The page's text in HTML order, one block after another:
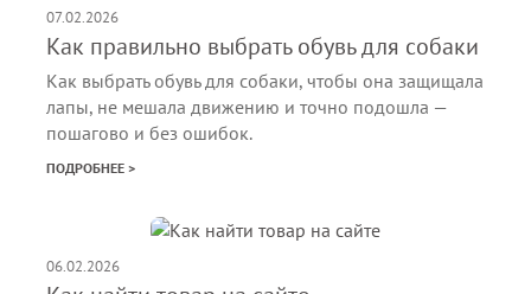
07.02.2026
Как правильно выбрать обувь для собаки
Как выбрать обувь для собаки, чтобы она защищала
лапы, не мешала движению и точно подошла —
пошагово и без ошибок.
ПОДРОБНЕЕ >
06.02.2026